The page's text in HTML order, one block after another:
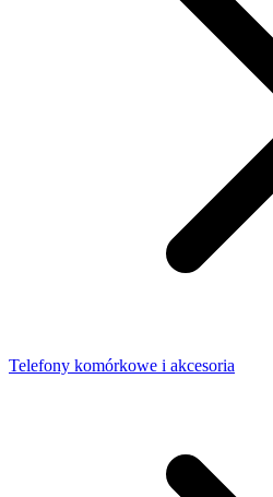
Telefony komórkowe i akcesoria